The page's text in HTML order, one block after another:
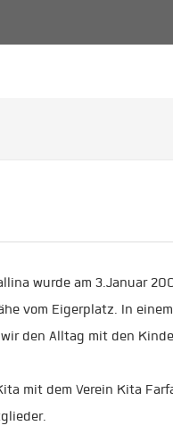
wurde am 3.Januar
vom Eigerplatz. In
den Alltag mit den
mit dem Verein Kita